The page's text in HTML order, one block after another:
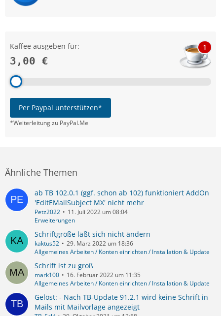
Kaffee ausgeben für:
3,00 €
1
Per Paypal unterstützen*
*Weiterleitung zu PayPal.Me
Ähnliche Themen
ab TB 102.0.1 (ggf. schon ab 102) funktioniert AddOn
'EditEMailSubject MX' nicht mehr
Petz2022
11. Juli 2022 um 08:04
Erweiterungen
Schriftgröße läßt sich nicht ändern
kaktus52
29. März 2022 um 18:36
Allgemeines Arbeiten / Konten einrichten / Installation & Update
Schrift ist zu groß
mark100
16. Februar 2022 um 11:35
Allgemeines Arbeiten / Konten einrichten / Installation & Update
Gelöst: - Nach TB-Update 91.2.1 wird keine Schrift in
Mails mit Mailvorlage angezeigt